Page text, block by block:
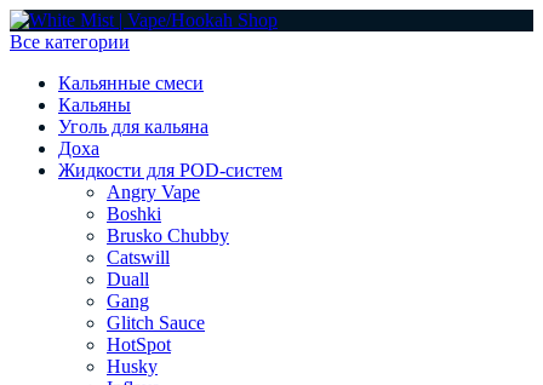
Все категории
Кальянные смеси
Кальяны
Уголь для кальяна
Доха
Жидкости для POD-систем
Angry Vape
Boshki
Brusko Chubby
Catswill
Duall
Gang
Glitch Sauce
HotSpot
Husky